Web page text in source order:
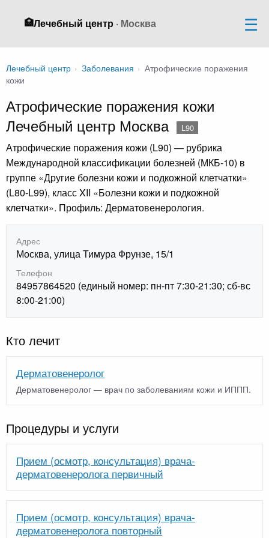
🏥Лечебный центр · Москва
Лечебный центр › Заболевания › Атрофические поражения
кожи
Атрофические поражения кожи
Лечебный центр Москва
L90
Атрофические поражения кожи (L90) — рубрика
Международной классификации болезней (МКБ-10) в
группе «Другие болезни кожи и подкожной клетчатки»
(L80-L99), класс XII «Болезни кожи и подкожной
клетчатки». Профиль: Дерматовенерология.
Адрес
Москва, улица Тимура Фрунзе, 15/1
Телефон
84957864520 (единый номер: пн-пт 7:30-21:30; сб-вс
8:00-21:00)
Кто лечит
Дерматовенеролог
Дерматовенеролог — врач по заболеваниям кожи и ИППП.
Процедуры и услуги
Прием (осмотр, консультация) врача-
дерматовенеролога первичный
Прием (осмотр, консультация) врача-
дерматовенеролога повторный